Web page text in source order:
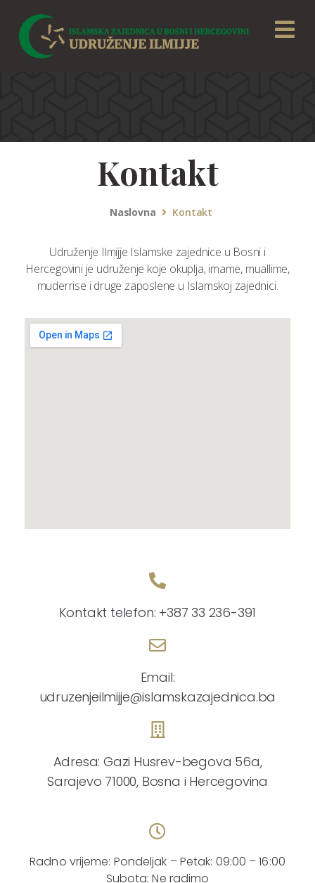
Kontakt
Naslovna Kontakt
Udruženje Ilmijje Islamske zajednice u Bosni i
Hercegovini je udruženje koje okuplja, imame, muallime,
muderrise i druge zaposlene u Islamskoj zajednici.
Kontakt telefon: +387 33 236-391
Email:
udruzenjeilmijje@islamskazajednica.ba
Adresa: Gazi Husrev-begova 56a,
Sarajevo 71000, Bosna i Hercegovina
Radno vrijeme: Pondeljak – Petak: 09:00 – 16:00
Subota: Ne radimo